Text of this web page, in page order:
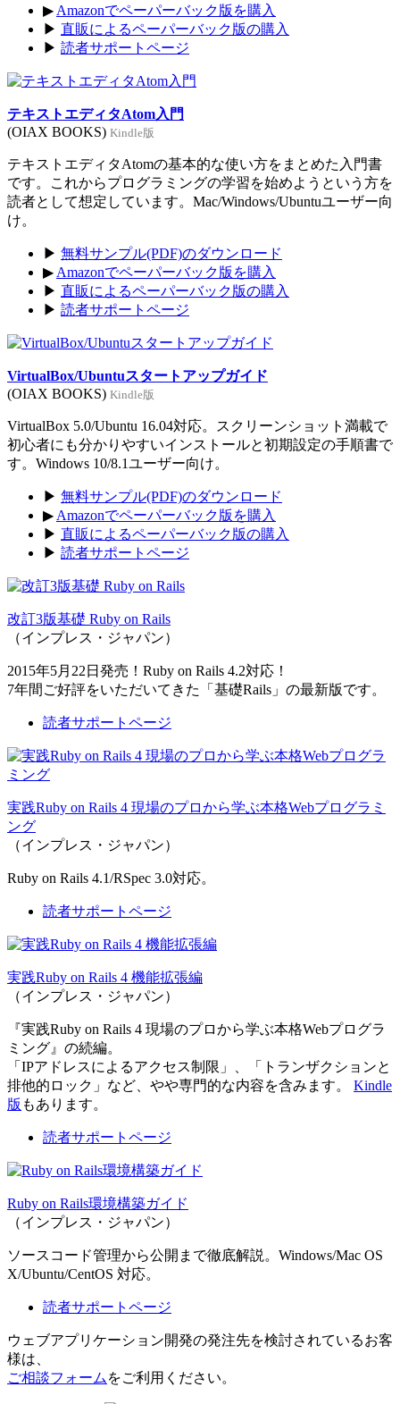
▶ Amazonでペーパーバック版を購入
▶ 直販によるペーパーバック版の購入
▶ 読者サポートページ
テキストエディタAtom入門
(OIAX BOOKS) Kindle版
テキストエディタAtomの基本的な使い方をまとめた入門書
です。これからプログラミングの学習を始めようという方を
読者として想定しています。Mac/Windows/Ubuntuユーザー向
け。
▶ 無料サンプル(PDF)のダウンロード
▶ Amazonでペーパーバック版を購入
▶ 直販によるペーパーバック版の購入
▶ 読者サポートページ
VirtualBox/Ubuntuスタートアップガイド
(OIAX BOOKS) Kindle版
VirtualBox 5.0/Ubuntu 16.04対応。スクリーンショット満載で
初心者にも分かりやすいインストールと初期設定の手順書で
す。Windows 10/8.1ユーザー向け。
▶ 無料サンプル(PDF)のダウンロード
▶ Amazonでペーパーバック版を購入
▶ 直販によるペーパーバック版の購入
▶ 読者サポートページ
改訂3版基礎 Ruby on Rails
（インプレス・ジャパン）
2015年5月22日発売！Ruby on Rails 4.2対応！
7年間ご好評をいただいてきた「基礎Rails」の最新版です。
読者サポートページ
実践Ruby on Rails 4 現場のプロから学ぶ本格Webプログラミ
ング
（インプレス・ジャパン）
Ruby on Rails 4.1/RSpec 3.0対応。
読者サポートページ
実践Ruby on Rails 4 機能拡張編
（インプレス・ジャパン）
『実践Ruby on Rails 4 現場のプロから学ぶ本格Webプログラ
ミング』の続編。
「IPアドレスによるアクセス制限」、「トランザクションと
排他的ロック」など、やや専門的な内容を含みます。 Kindle
版 もあります。
読者サポートページ
Ruby on Rails環境構築ガイド
（インプレス・ジャパン）
ソースコード管理から公開まで徹底解説。Windows/Mac OS
X/Ubuntu/CentOS 対応。
読者サポートページ
ウェブアプリケーション開発の発注先を検討されているお客
様は、
ご相談フォーム をご利用ください。